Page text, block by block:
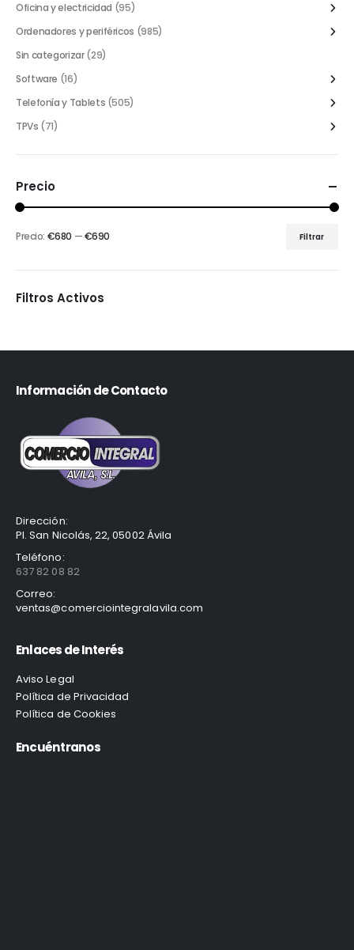
Oficina y electricidad (95)
Ordenadores y periféricos (985)
Sin categorizar(29)
Software (16)
Telefonía y Tablets (505)
TPVs (71)
Precio
Filtrar
Precio: €680 —€690
Filtros Activos
Información de Contacto
Dirección:
Pl. San Nicolás, 22, 05002 Ávila
Teléfono:
637 82 08 82
Correo:
ventas@comerciointegralavila.com
Enlaces de Interés
Aviso Legal
Política de Privacidad
Política de Cookies
Encuéntranos